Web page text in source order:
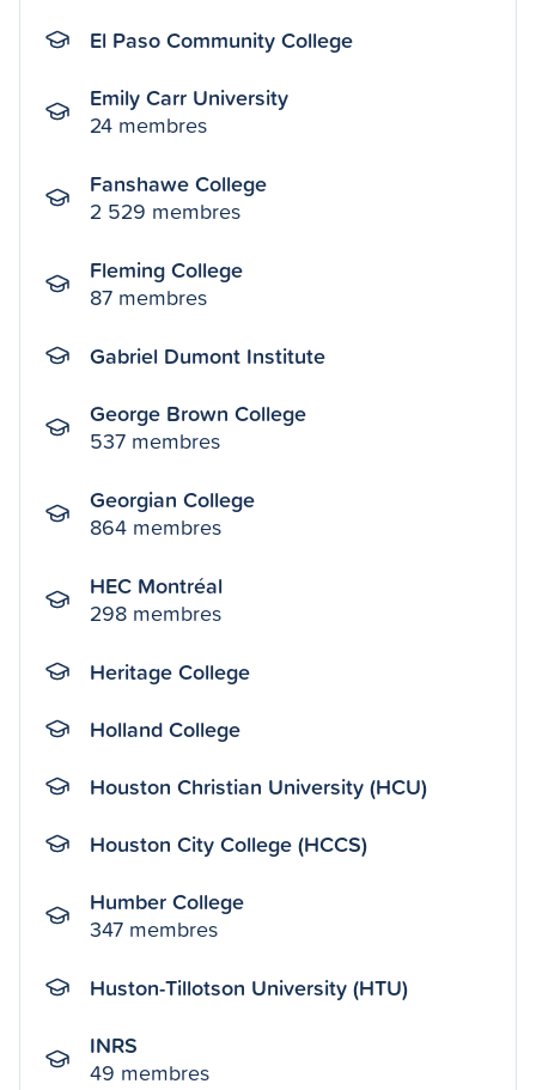
El Paso Community College
Emily Carr University
24 membres
Fanshawe College
2 529 membres
Fleming College
87 membres
Gabriel Dumont Institute
George Brown College
537 membres
Georgian College
864 membres
HEC Montréal
298 membres
Heritage College
Holland College
Houston Christian University (HCU)
Houston City College (HCCS)
Humber College
347 membres
Huston-Tillotson University (HTU)
INRS
49 membres